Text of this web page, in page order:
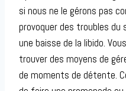
si nous ne le gérons pas
provoquer des troubles
une baisse de la libido.
trouver des moyens de
de moments de détente.